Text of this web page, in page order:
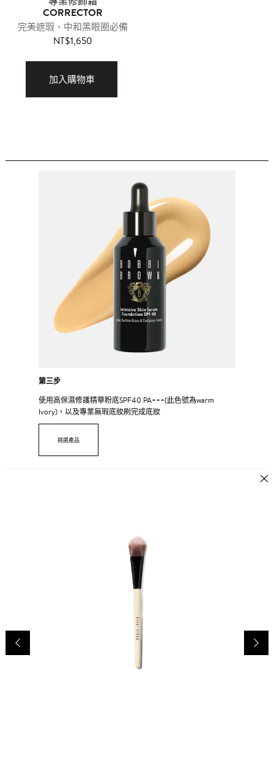
CORRECTOR
完美遮瑕、中和黑眼圈必備
NT$1,650
加入購物車
第三步
使用高保濕修護精華粉底SPF40 PA+++(此色號為warm
Ivory)，以及專業無瑕底妝刷完成底妝
挑選產品